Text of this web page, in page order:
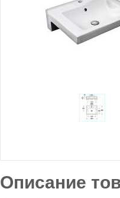
Описание